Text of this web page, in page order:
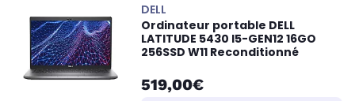
DELL
Ordinateur portable DELL
LATITUDE 5430 I5-GEN12 16GO
256SSD W11 Reconditionné
519,00€